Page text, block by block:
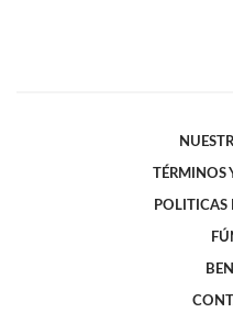
TÉRMINOS
POLITICAS